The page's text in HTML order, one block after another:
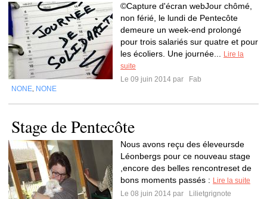
©Capture d'écran webJour chômé,
non férié, le lundi de Pentecôte
demeure un week-end prolongé
pour trois salariés sur quatre et pour
les écoliers. Une journée...
Lire la
suite
Le 09 juin 2014 par
Fab
NONE NONE
Stage de Pentecôte
Nous avons reçu des éleveursde
Léonbergs pour ce nouveau stage
,encore des belles rencontreset de
bons moments passés : Lire la suite
Le 08 juin 2014 par
Lilietgrignote